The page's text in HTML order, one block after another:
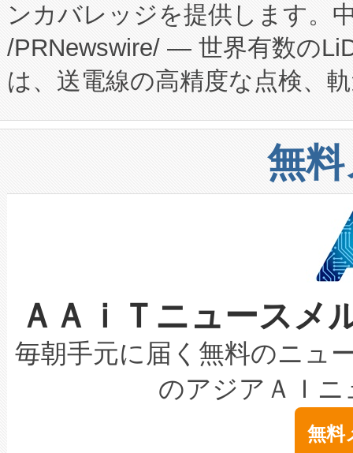
Fully-Connected Continuous
プログラムには、施設設計・
に関する技術移転および知的
構造化トレーニングカリキュ
上げおよび商用化段階におけ
設備整備および立ち上げ調整
加組織は、Enzeneのバイオ
選定された製品について、自
取得できる可能性もあります
設には、3億～4億ドルかか
最高経営責任者（CEO）であ
す。「当社のfully-connected
ームを利用すれば、6,000万
ーエネルギー貯蔵システム（
た。 Voltaiq独自のAI搭載プラ
定、統合、導入、運用に至る
安全性を追跡し、確保する事
増加しているデータセンター
る電力網に大きな負担をかけ
事業者の負担軽減という課題
系統連系を迅速にし、ピーク
限を超えて利用可能な電力容
持できるよう貢献します。こ
ービスレベル契約（SLA）違
テリー性能の劣化によるダウ
念は、現在データセンターが
ます。 Voltaiq provides a
ンカバレッジを提供します。
/PRNewswire/ — 世界有数の
は、送電線の高精度な点検、
や穀物倉庫におけるバルク材
リューション「Avia 2」を発
したAvia 2は、1,000メート
狭視野のFOVを切り替えるこ
ケーブル、枝などの細かな対
なレーザースポットにより、
な環境下でも豊かなディテー
キロメートル範囲を検出
LiDAR for Inspections,
は1535 nmレーザーを搭載。
イズの小径化を実現すること
無
ＡＡｉＴニュース
毎朝手元に届く無料のニュ
のアジアＡＩ
無料